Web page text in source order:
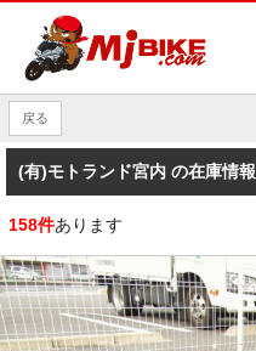
戻る
(有)モトランド宮内 の在庫情報
158件あります